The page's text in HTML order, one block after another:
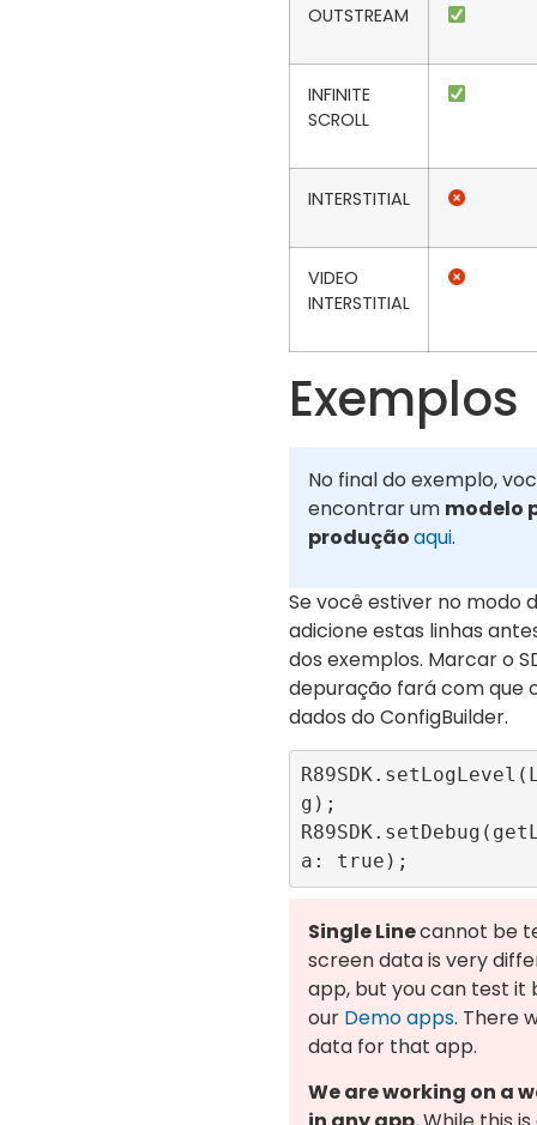
OUTSTREAM
INFINITE
SCROLL
INTERSTITIAL
VIDEO
INTERSTITIAL
Exemplos
No final do exemplo,
encontrar um modelo
produçãoaqui.
Se você estiver no modo
adicione estas linhas
dos exemplos. Marcar o
depuração fará com que
dados do ConfigBuilder.
g);
Single Linecannot be
screen data is very
app, but you can test it
our Demo apps. There
data for that app.
We are working on a